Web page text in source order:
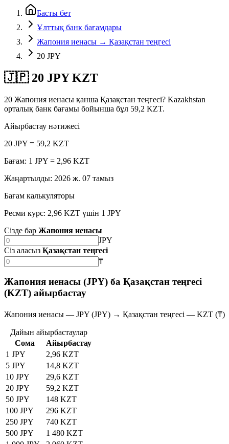
Басты бет
Ұлттық банк бағамдары
Жапония иенасы → Қазақстан теңгесі
20 JPY
🇯🇵 20 JPY KZT
20 Жапония иенасы қанша Қазақстан теңгесі? Kazakhstan
орталық банк бағамы бойынша бұл 59,2 KZT.
Айырбастау нәтижесі
20 JPY = 59,2 KZT
Бағам: 1 JPY = 2,96 KZT
Жаңартылды: 2026 ж. 07 тамыз
Бағам калькуляторы
Ресми курс: 2,96 KZT үшін 1 JPY
Сізде бар Жапония иенасы
JPY
Сіз аласыз Қазақстан теңгесі
₸
Жапония иенасы (JPY) ба Қазақстан теңгесі
(KZT) айырбастау
Жапония иенасы — JPY (JPY) → Қазақстан теңгесі — KZT (₸)
Дайын айырбастаулар
Сома
Айырбастау
1 JPY
2,96 KZT
5 JPY
14,8 KZT
10 JPY
29,6 KZT
20 JPY
59,2 KZT
50 JPY
148 KZT
100 JPY
296 KZT
250 JPY
740 KZT
500 JPY
1 480 KZT